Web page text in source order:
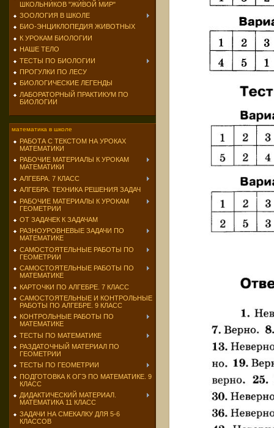
ШКОЛЬНИКОВ "ЖИВОЙ МИР"
ЗООЛОГИЯ В ШКОЛЕ
БИО-ЭНЦИКЛОПЕДИЯ ЖИВОТНЫХ
К УРОКАМ БИОЛОГИИ
НАШЕ ТЕЛО
ТЕСТЫ ПО БИОЛОГИИ
ПРОГУЛКИ ПО ЛЕСУ
БИОЛОГИЧЕСКИЕ ЛЕГЕНДЫ
ЛАБОРАТОРНЫЙ ПРАКТИКУМ ПО
БИОЛОГИИ
математика в школе
РАБОТА С ТЕКСТОМ НА УРОКАХ
МАТЕМАТИКИ
РАБОЧИЕ МАТЕРИАЛЫ К УРОКАМ
МАТЕМАТИКИ
АЛГЕБРА. 7 КЛАСС
АЛГЕБРА. ТЕХНИКА РЕШЕНИЯ ЗАДАЧ
РАБОЧИЕ МАТЕРИАЛЫ К УРОКАМ
ГЕОМЕТРИИ
ОТ ЗАДАЧЕК К ЗАДАЧАМ
РАЗНОУРОВНЕВЫЕ ЗАДАЧИ ПО
МАТЕМАТИКЕ
САМОСТОЯТЕЛЬНЫЕ РАБОТЫ ПО
ГЕОМЕТРИИ
САМОСТОЯТЕЛЬНЫЕ РАБОТЫ ПО
МАТЕМАТИКЕ
КАРТОЧКИ ПО АЛГЕБРЕ. 7 КЛАСС
САМОСТОЯТЕЛЬНЫЕ И КОНТРОЛЬНЫЕ
РАБОТЫ ПО АЛГЕБРЕ. 9 КЛАСС
КОНТРОЛЬНЫЕ РАБОТЫ ПО
МАТЕМАТИКЕ
ТЕСТЫ ПО МАТЕМАТИКЕ
РАЗДАТОЧНЫЙ МАТЕРИАЛ ПО
ГЕОМЕТРИИ
ТЕСТЫ ПО ГЕОМЕТРИИ
ПОДГОТОВКА К ОГЭ ПО МАТЕМАТИКЕ. 9
КЛАСС
ДИДАКТИЧЕСКИЙ МАТЕРИАЛ.
МАТЕМАТИКА 11 КЛАСС
ЗАДАЧИ НА СМЕКАЛКУ ДЛЯ 5-6
КЛАССОВ